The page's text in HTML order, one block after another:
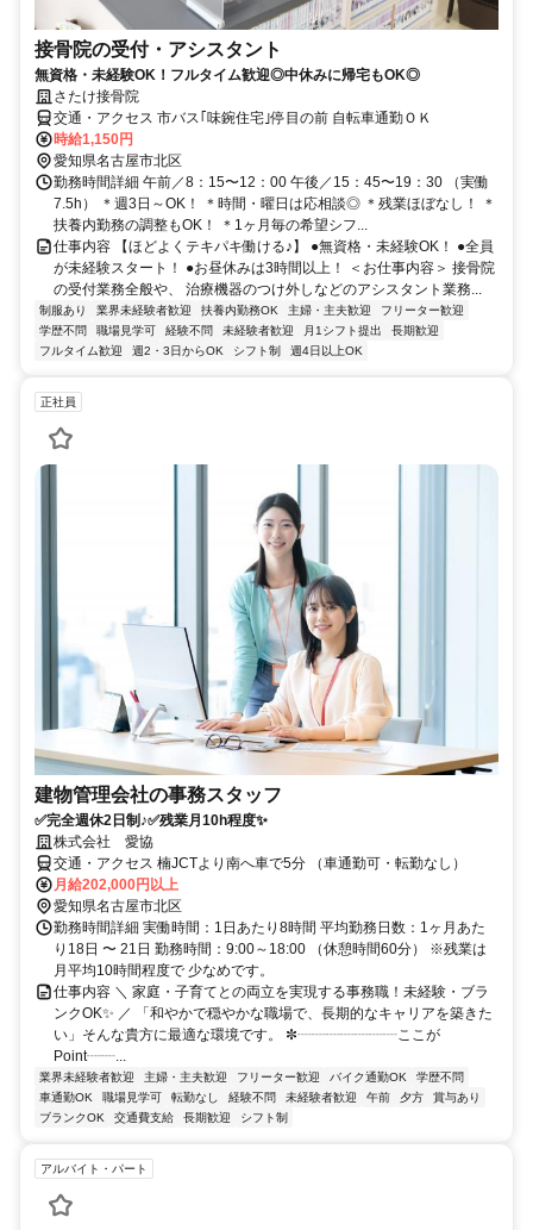
接骨院の受付・アシスタント
無資格・未経験OK！フルタイム歓迎◎中休みに帰宅もOK◎
さたけ接骨院
交通・アクセス 市バス｢味鋺住宅｣停目の前 自転車通勤ＯＫ
時給1,150円
愛知県名古屋市北区
勤務時間詳細 午前／8：15〜12：00 午後／15：45〜19：30 （実働
7.5h） ＊週3日～OK！ ＊時間・曜日は応相談◎ ＊残業ほぼなし！ ＊
扶養内勤務の調整もOK！ ＊1ヶ月毎の希望シフ...
仕事内容 【ほどよくテキパキ働ける♪】 ●無資格・未経験OK！ ●全員
が未経験スタート！ ●お昼休みは3時間以上！ ＜お仕事内容＞ 接骨院
の受付業務全般や、 治療機器のつけ外しなどのアシスタント業務...
制服あり 業界未経験者歓迎 扶養内勤務OK 主婦・主夫歓迎
フリーター歓迎
学歴不問
職場見学可 経験不問 未経験者歓迎 月1シフト提出
長期歓迎
フルタイム歓迎
週2・3日からOK シフト制 週4日以上OK
正社員
建物管理会社の事務スタッフ
✅完全週休2日制♪✅残業月10h程度✨
株式会社 愛協
交通・アクセス 楠JCTより南へ車で5分 （車通勤可・転勤なし）
月給202,000円以上
愛知県名古屋市北区
勤務時間詳細 実働時間：1日あたり8時間 平均勤務日数：1ヶ月あた
り18日 〜 21日 勤務時間：9:00～18:00 （休憩時間60分） ※残業は
月平均10時間程度で 少なめです。
仕事内容 ＼ 家庭・子育てとの両立を実現する事務職！未経験・ブラ
ンクOK✨ ／ 「和やかで穏やかな職場で、長期的なキャリアを築きた
い」そんな貴方に最適な環境です。 ✼┈┈┈┈┈┈┈ここが
Point┈┈...
業界未経験者歓迎 主婦・主夫歓迎 フリーター歓迎 バイク通勤OK
学歴不問
車通勤OK
職場見学可 転勤なし 経験不問 未経験者歓迎 午前 夕方
賞与あり
ブランクOK
交通費支給 長期歓迎 シフト制
アルバイト・パート